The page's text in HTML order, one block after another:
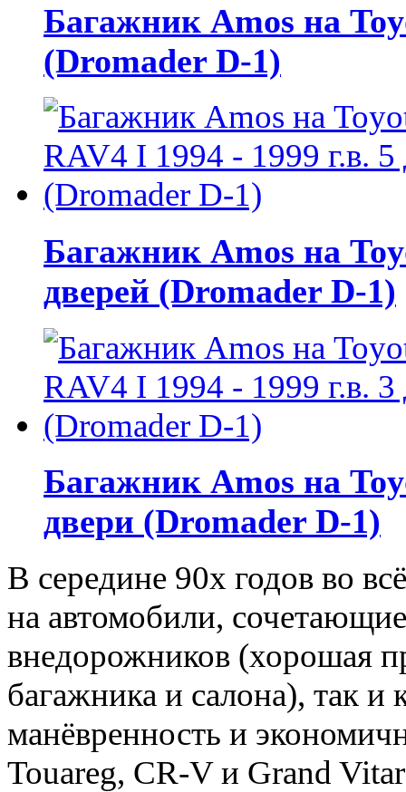
Багажник Amos на
(Dromader D-1)
Багажник Amos на
дверей (Dromader D-1)
Багажник Amos на
двери (Dromader D-1)
В середине 90х годов во
на автомобили,
внедорожников (хорошая
багажника и салона), так
манёвренность и
Touareg, CR-V и Grand